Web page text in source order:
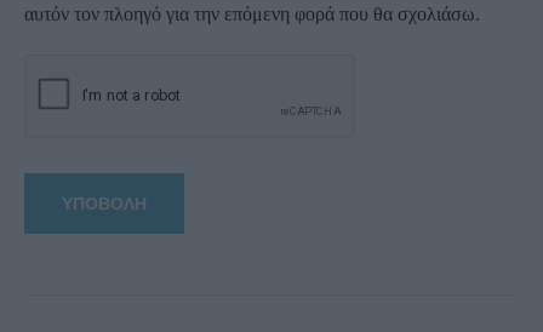
αυτόν τον πλοηγό για την επόμενη φορά που θα σχολιάσω.